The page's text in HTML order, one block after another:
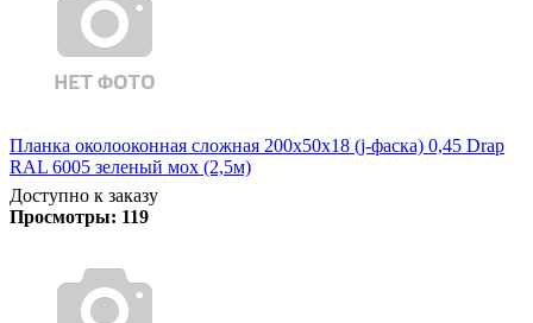
Планка околооконная сложная 200х50х18 (j-фаска) 0,45 Drap
RAL 6005 зеленый мох (2,5м)
Доступно к заказу
Просмотры: 119